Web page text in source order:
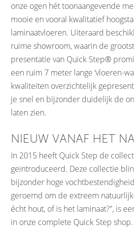
onze ogen hét toonaangevende
mooie en vooral kwalitatief
laminaatvloeren. Uiteraard
ruime showroom, waarin de
presentatie van Quick Step®
een ruim 7 meter lange ‘vloeren-
kwaliteiten overzichtelijk
je snel en bijzonder duidelijk de
laten zien.
NIEUW VANAF HET
In 2015 heeft Quick Step de
geïntroduceerd. Deze collectie
bijzonder hoge
geroemd om de extreem
écht hout, of is het laminaat?”, is
in onze complete Quick Step